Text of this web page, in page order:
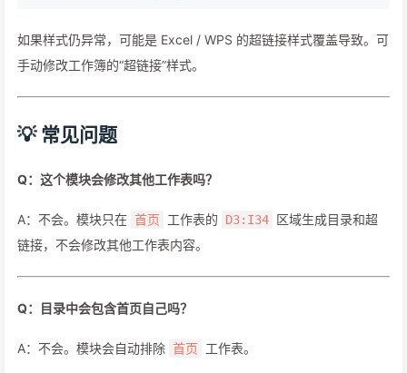
如果样式仍异常，可能是 Excel / WPS 的超链接样式覆盖导致。可
手动修改工作簿的“超链接”样式。
💡 常见问题
Q：这个模块会修改其他工作表吗？
A：不会。模块只在 首页 工作表的 D3:I34 区域生成目录和超
链接，不会修改其他工作表内容。
Q：目录中会包含首页自己吗？
A：不会。模块会自动排除 首页 工作表。